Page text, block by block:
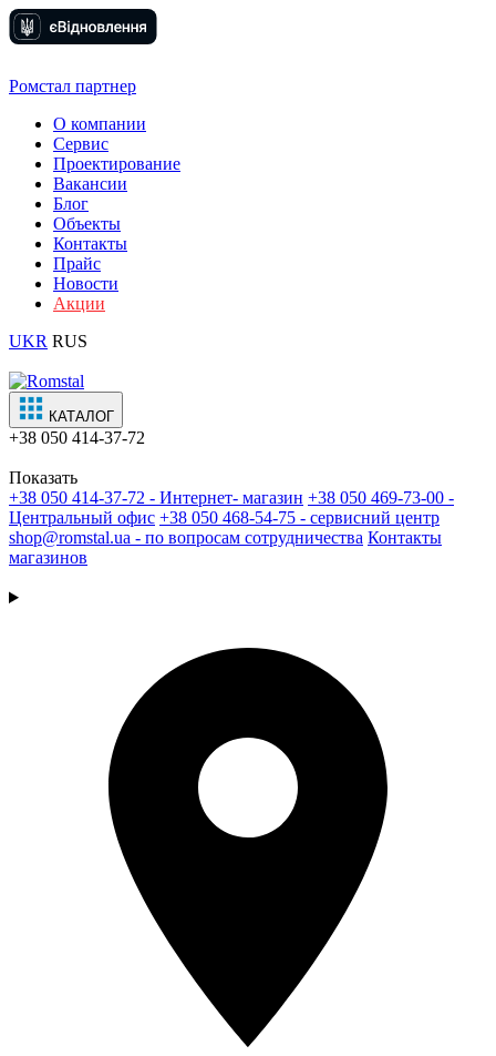
Ромстал партнер
О компании
Сервис
Проектирование
Вакансии
Блог
Объекты
Контакты
Прайс
Новости
Акции
UKR RUS
КАТАЛОГ
+38 050 414-37-72
Показать
+38 050 414-37-72 - Интернет- магазин +38 050 469-73-00 -
Центральный офис +38 050 468-54-75 - сервисний центр
shop@romstal.ua - по вопросам сотрудничества Контакты
магазинов